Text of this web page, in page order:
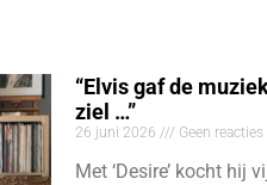
“Elvis gaf de
ziel …”
26 juni 2026 Geen reacties
Met ‘Desire’ kocht hij